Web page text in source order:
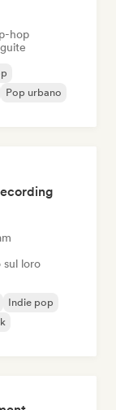
hop
Pop urbano
sul loro
Indie pop